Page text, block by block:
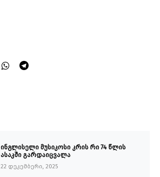
ინგლისელი მუსიკოსი კრის რი 74 წლის
ასაკში გარდაიცვალა
22 დეკემბერი, 2025